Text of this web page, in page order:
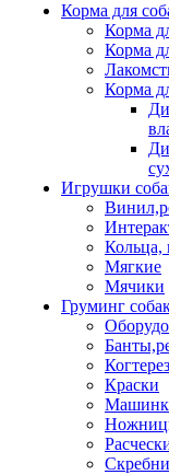
Корма для
Корма
Корма
Корма
Игрушки
Кольца,
Мягкие
Мячики
Груминг
Краски